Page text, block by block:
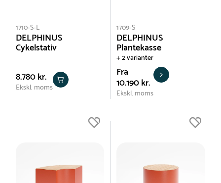
1710-S-L
DELPHINUS
Cykelstativ
8.780 kr.
Ekskl. moms
1709-S
DELPHINUS
Plantekasse
+ 2 varianter
Fra
10.190 kr.
Ekskl. moms